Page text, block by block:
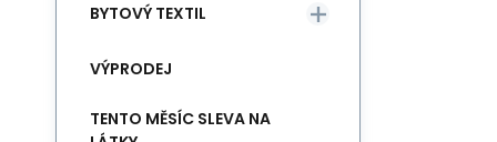
BYTOVÝ TEXTIL
VÝPRODEJ
TENTO MĚSÍC SLEVA NA